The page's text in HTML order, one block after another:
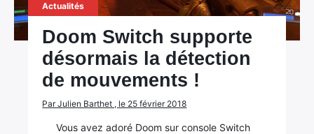
Actualités
Doom Switch supporte
désormais la détection
de mouvements !
Par Julien Barthet , le 25 février 2018
Vous avez adoré Doom sur console Switch